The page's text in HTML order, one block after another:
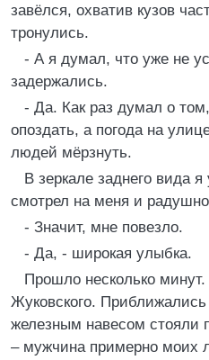
завёлся, охватив кузов
тронулись.
- А я думал, что уже не
задержались.
- Да. Как раз думал о
опоздать, а погода на
людей мёрзнуть.
В зеркале заднего вида
смотрел на меня и
- Значит, мне повезло.
- Да, - широкая улыбка.
Прошло несколько
Жуковского.
железным навесом стояли
– мужчина примерно моих